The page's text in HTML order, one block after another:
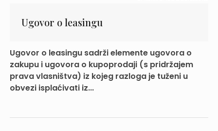
Ugovor o leasingu
Ugovor o leasingu sadrži elemente ugovora o
zakupu i ugovora o kupoprodaji (s pridržajem
prava vlasništva) iz kojeg razloga je tuženi u
obvezi isplaćivati iz...